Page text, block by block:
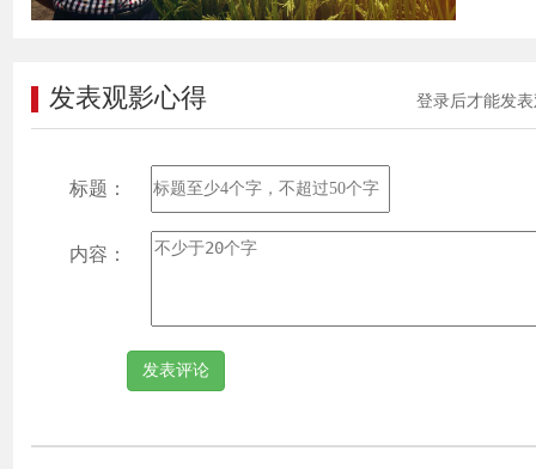
登录后才能发
发表观影心得
标题：
内容：